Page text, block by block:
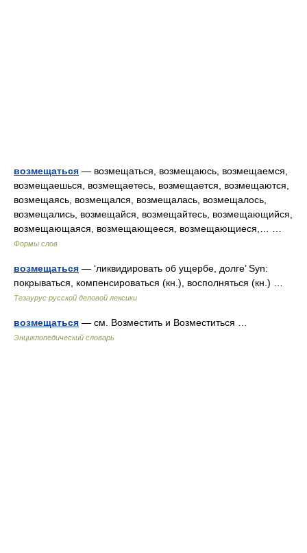
возмещаться — возмещаться, возмещаюсь, возмещаемся,
возмещаешься, возмещаетесь, возмещается, возмещаются,
возмещаясь, возмещался, возмещалась, возмещалось,
возмещались, возмещайся, возмещайтесь, возмещающийся,
возмещающаяся, возмещающееся, возмещающиеся,… …
Формы слов
возмещаться — ‘ликвидировать об ущербе, долге’ Syn:
покрываться, компенсироваться (кн.), восполняться (кн.) …
Тезаурус русской деловой лексики
возмещаться — см. Возместить и Возместиться …
Энциклопедический словарь